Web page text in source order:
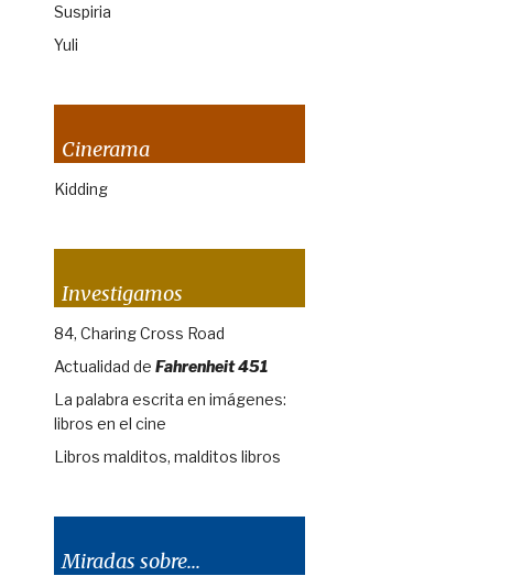
Suspiria
Yuli
Cinerama
Kidding
Investigamos
84, Charing Cross Road
Actualidad de Fahrenheit 451
La palabra escrita en imágenes:
libros en el cine
Libros malditos, malditos libros
Miradas sobre...